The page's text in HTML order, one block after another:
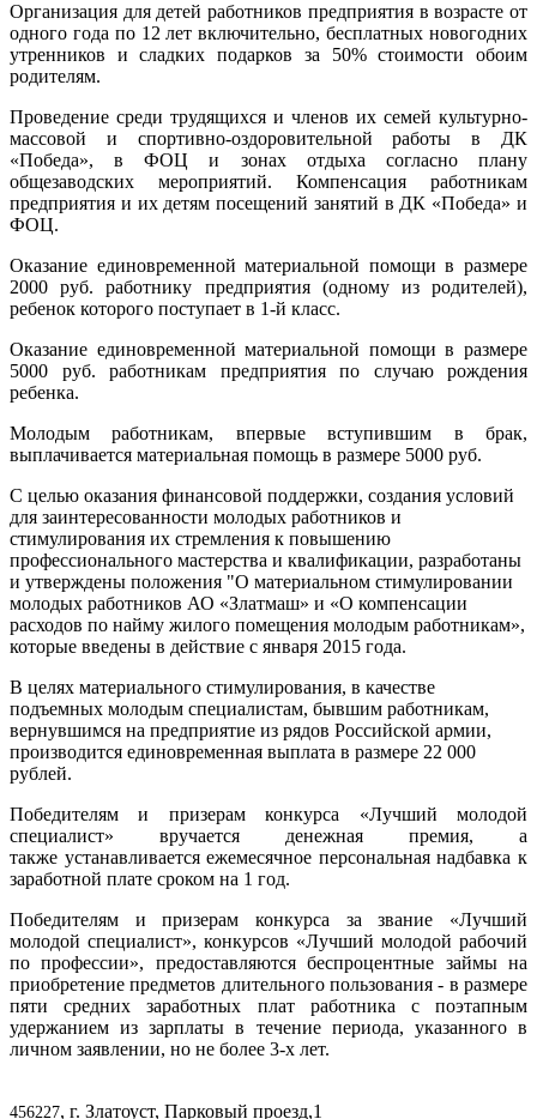
Организация для детей работников предприятия в возрасте от
одного года по 12 лет включительно, бесплатных новогодних
утренников и сладких подарков за 50% стоимости обоим
родителям.
Проведение среди трудящихся и членов их семей культурно-
массовой и спортивно-оздоровительной работы в ДК
«Победа», в ФОЦ и зонах отдыха согласно плану
общезаводских мероприятий. Компенсация работникам
предприятия и их детям посещений занятий в ДК «Победа» и
ФОЦ.
Оказание единовременной материальной помощи в размере
2000 руб. работнику предприятия (одному из родителей),
ребенок которого поступает в 1-й класс.
Оказание единовременной материальной помощи в размере
5000 руб. работникам предприятия по случаю рождения
ребенка.
Молодым работникам, впервые вступившим в брак,
выплачивается материальная помощь в размере 5000 руб.
С целью оказания финансовой поддержки, создания условий
для заинтересованности молодых работников и
стимулирования их стремления к повышению
профессионального мастерства и квалификации, разработаны
и утверждены положения "О материальном стимулировании
молодых работников АО «Златмаш» и «О компенсации
расходов по найму жилого помещения молодым работникам»,
которые введены в действие с января 2015 года.
В целях материального стимулирования, в качестве
подъемных молодым специалистам, бывшим работникам,
вернувшимся на предприятие из рядов Российской армии,
производится единовременная выплата в размере 22 000
рублей.
Победителям и призерам конкурса «Лучший молодой
специалист» вручается денежная премия, а
также устанавливается ежемесячное персональная надбавка к
заработной плате сроком на 1 год.
Победителям и призерам конкурса за звание «Лучший
молодой специалист», конкурсов «Лучший молодой рабочий
по профессии», предоставляются беспроцентные займы на
приобретение предметов длительного пользования - в размере
пяти средних заработных плат работника с поэтапным
удержанием из зарплаты в течение периода, указанного в
личном заявлении, но не более 3-х лет.
456227, г. Златоуст, Парковый проезд,1